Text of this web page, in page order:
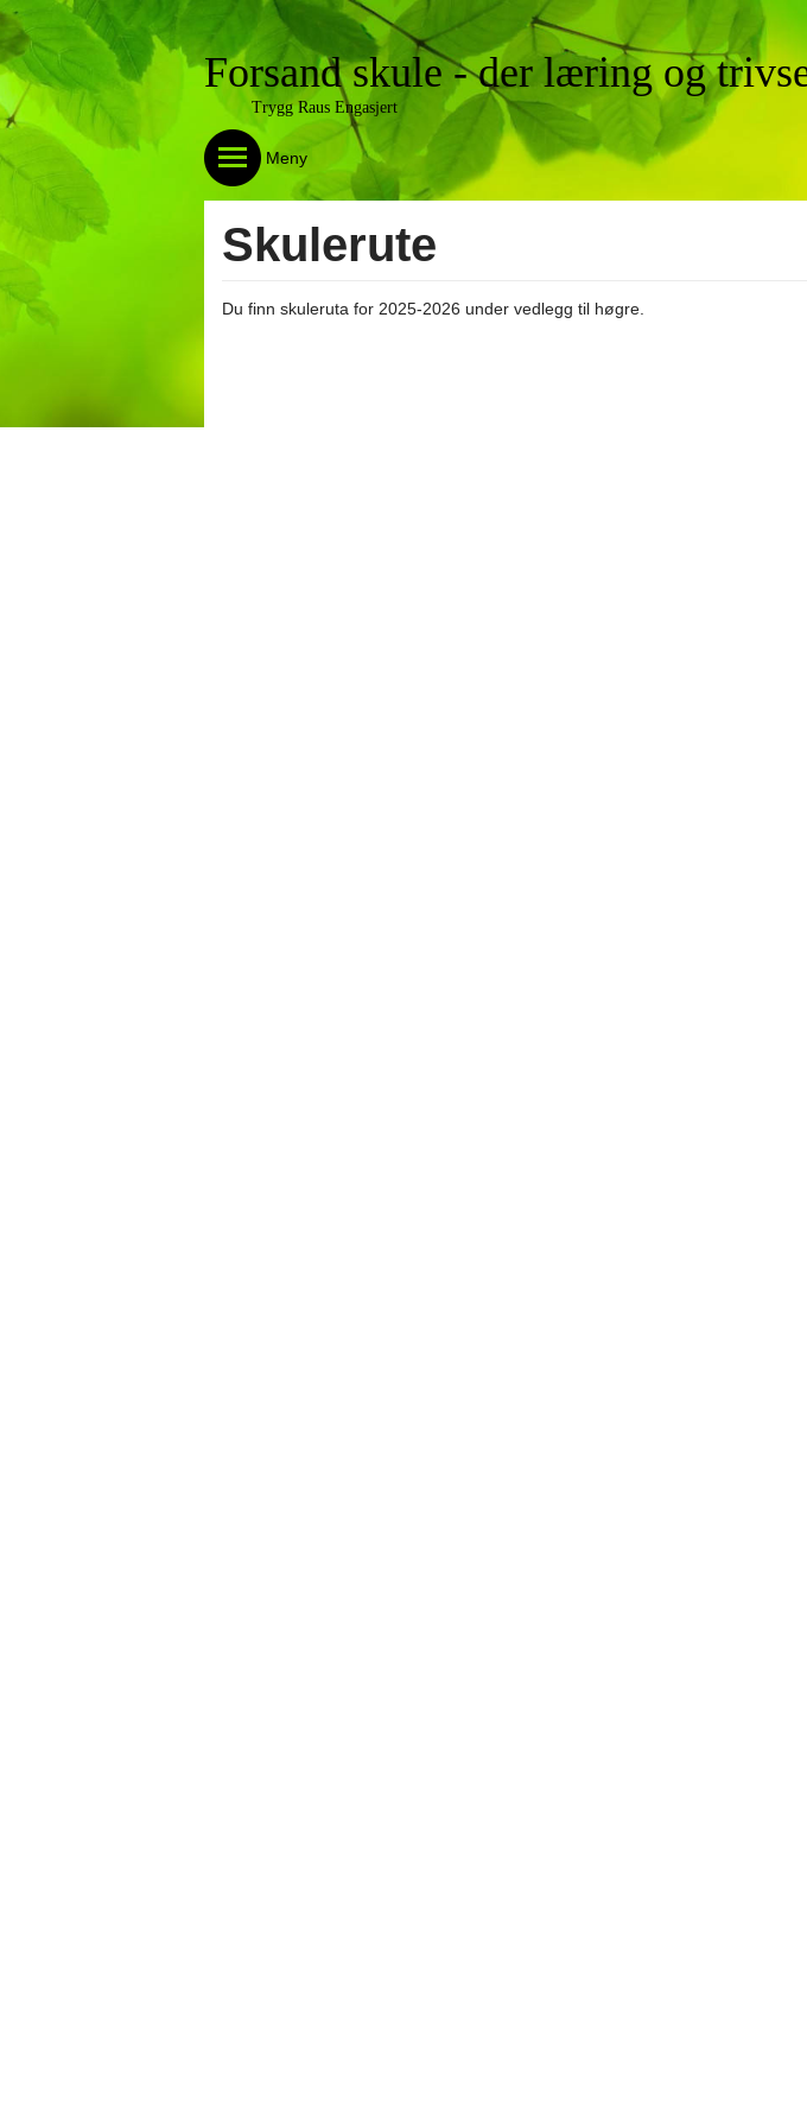
Forsand skule - der læring og
Trygg Raus Engasjert
Meny
Skulerute
Du finn skuleruta for 2025-2026 under vedlegg til høgre.